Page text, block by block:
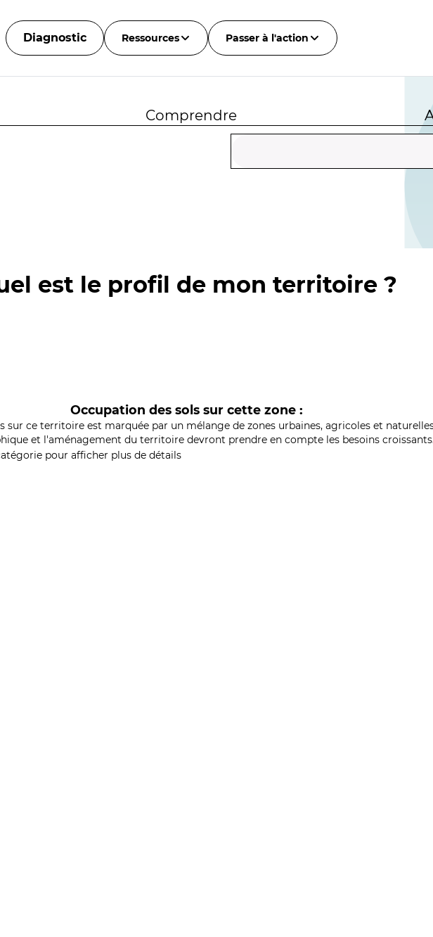
Diagnostic Ressources Passer à l'action
Comprendre
est le profil de mon territoire ?
Occupation des sols sur cette zone :
sur ce territoire est marquée par un mélange de zones urbaines, agricoles et
et l'aménagement du territoire devront prendre en compte les besoins
pour afficher plus de détails